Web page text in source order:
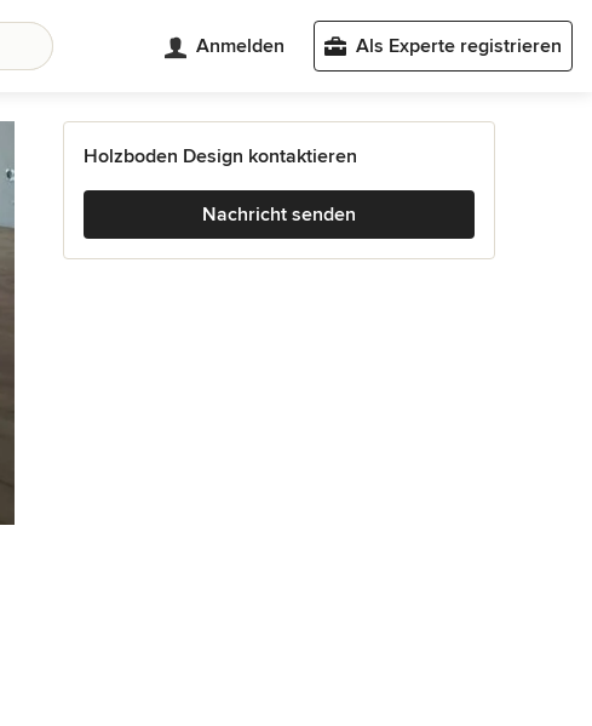
Anmelden Als Experte registrieren
Holzboden Design kontaktieren
Nachricht senden